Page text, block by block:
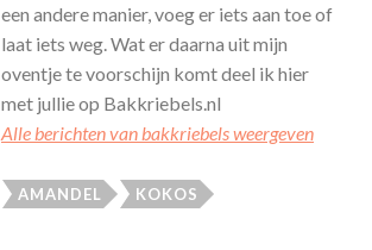
een andere manier, voeg er iets aan toe of
laat iets weg. Wat er daarna uit mijn
oventje te voorschijn komt deel ik hier
met jullie op Bakkriebels.nl
Alle berichten van bakkriebels weergeven
AMANDEL KOKOS